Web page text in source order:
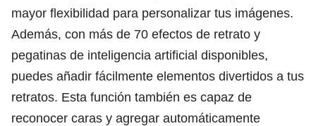
mayor flexibilidad para personalizar tus imágenes.
Además, con más de 70 efectos de retrato y
pegatinas de inteligencia artificial disponibles,
puedes añadir fácilmente elementos divertidos a tus
retratos. Esta función también es capaz de
reconocer caras y agregar automáticamente